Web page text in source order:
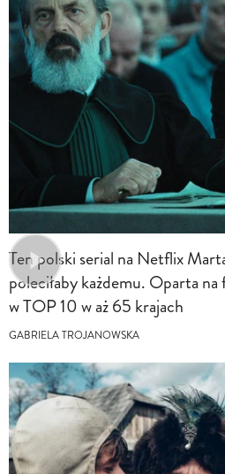
Ten polski serial na Netflix
poleciłaby każdemu. Oparta
w TOP 10 w aż 65 krajach
GABRIELA TROJANOWSKA